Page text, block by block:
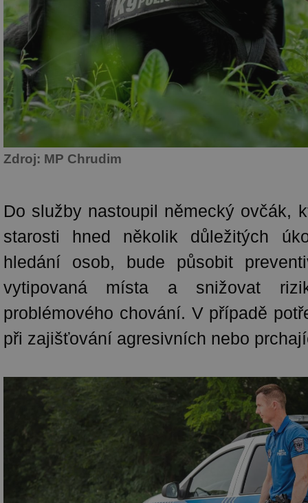
Zdroj: MP Chrudim
Do služby nastoupil německý ovčák,
starosti hned několik důležitých
hledání osob, bude působit
vytipovaná místa a snižovat
problémového chování. V případě
při zajišťování agresivních nebo